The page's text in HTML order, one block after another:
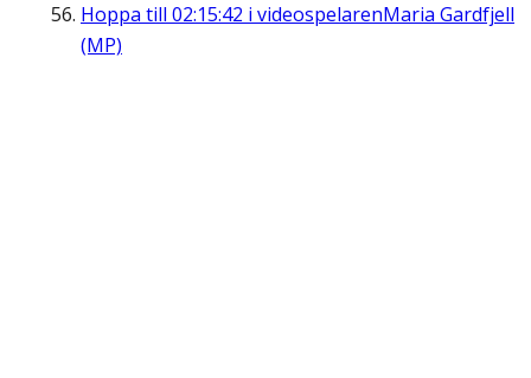
Hoppa till 02:15:42 i videospelarenMaria Gardfjell
(MP)